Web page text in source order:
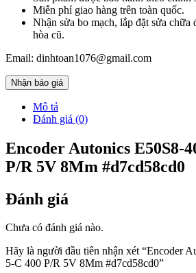
Miễn phí giao hàng trên toàn quốc.
Nhận sửa bo mạch, lắp đặt sửa chữa
hòa cũ.
Email: dinhtoan1076@gmail.com
Nhận báo giá
Mô tả
Đánh giá (0)
Encoder Autonics E50S8-
P/R 5V 8Mm #d7cd58cd0
Đánh giá
Chưa có đánh giá nào.
Hãy là người đầu tiên nhận xét “Encoder
5-C 400 P/R 5V 8Mm #d7cd58cd0”